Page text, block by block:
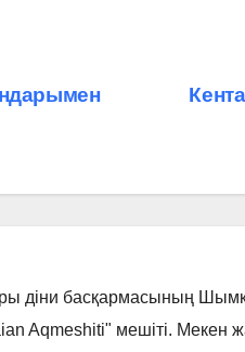
діни басқармасының
Aqmeshiti" мешіті. Мекен